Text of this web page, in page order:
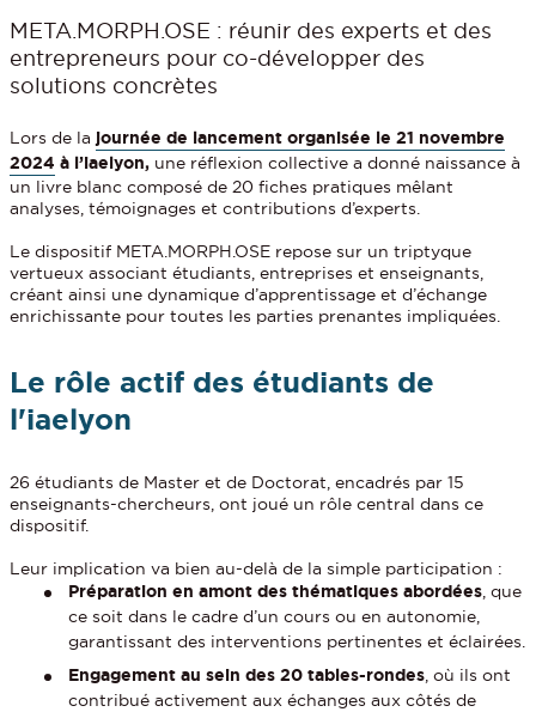
META.MORPH.OSE : réunir des experts et des
entrepreneurs pour co-développer des
solutions concrètes
Lors de la journée de lancement organisée le 21 novembre
2024 à l’iaelyon, une réflexion collective a donné naissance à
un livre blanc composé de 20 fiches pratiques mêlant
analyses, témoignages et contributions d’experts.
Le dispositif META.MORPH.OSE repose sur un triptyque
vertueux associant étudiants, entreprises et enseignants,
créant ainsi une dynamique d’apprentissage et d’échange
enrichissante pour toutes les parties prenantes impliquées.
Le rôle actif des étudiants de
l'iaelyon
26 étudiants de Master et de Doctorat, encadrés par 15
enseignants-chercheurs, ont joué un rôle central dans ce
dispositif.
Leur implication va bien au-delà de la simple participation :
Préparation en amont des thématiques abordées , que
ce soit dans le cadre d’un cours ou en autonomie,
garantissant des interventions pertinentes et éclairées.
Engagement au sein des 20 tables-rondes , où ils ont
contribué activement aux échanges aux côtés de